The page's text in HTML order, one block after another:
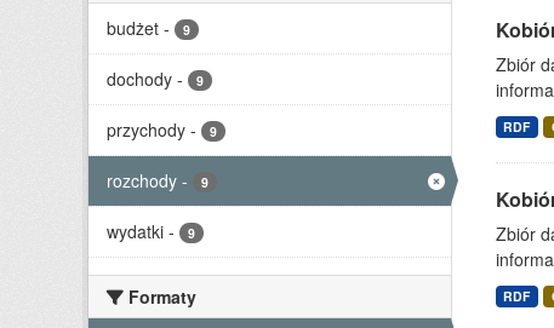
budżet - 9
dochody - 9
przychody - 9
rozchody - 9
wydatki - 9
Formaty
Zbiór
RDF
Zbiór
RDF